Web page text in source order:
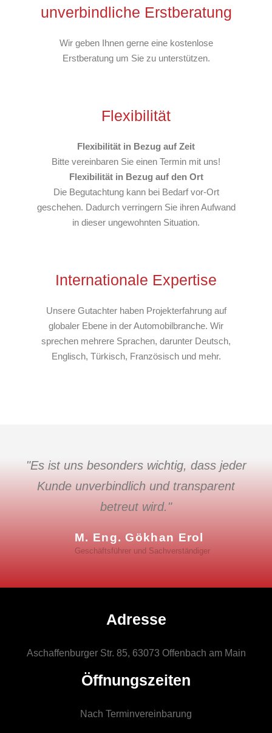
unverbindliche Erstberatung
Wir geben Ihnen gerne eine kostenlose
Erstberatung um Sie zu unterstützen.
Flexibilität
Flexibilität in Bezug auf Zeit
Bitte vereinbaren Sie einen Termin mit uns!
Flexibilität in Bezug auf den Ort
Die Begutachtung kann bei Bedarf vor-Ort
geschehen. Dadurch verringern Sie ihren Aufwand
in dieser ungewohnten Situation.
Internationale Expertise
Unsere Gutachter haben Projekterfahrung auf
globaler Ebene in der Automobilbranche. Wir
sprechen mehrere Sprachen, darunter Deutsch,
Englisch, Türkisch, Französisch und mehr.
"Es ist uns besonders wichtig, dass jeder
Kunde unverbindlich und transparent
betreut wird."
M. Eng. Gökhan Erol
Geschäftsführer und Sachverständiger
Adresse
Aschaffenburger Str. 85, 63073 Offenbach am Main
Öffnungszeiten
Nach Terminvereinbarung